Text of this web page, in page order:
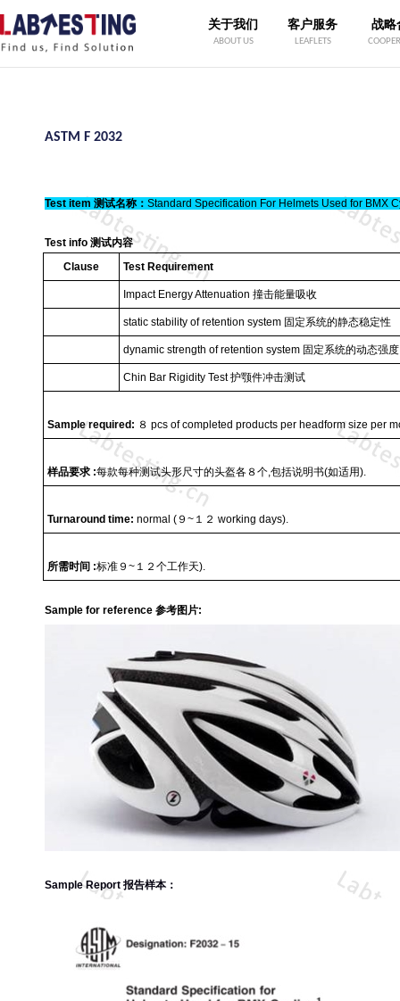
关于我们
ABOUT US
客户服务
LEAFLETS
战略
ASTM F 2032
Test item 测试名称： Standard Specification For Helmets Used for BMX
Test info 测试内容
Clause
Test Requirement
Impact Energy Attenuation撞击能量吸收
static stability of retention system 固定系统的静态稳定性
dynamic strength of retention system 固定系统的动态强度
Chin Bar Rigidity Test护颚件冲击测试
Sample required: ８ pcs of completed products per headform size per
样品要求 :每款每种测试头形尺寸的头盔各８个 ,包括说明书(如适用).
Turnaround time:normal ( ９~ １２ working days).
所需时间 :标准９~ １２个工作天).
Sample for reference 参考图片:
Sample Report 报告样本：